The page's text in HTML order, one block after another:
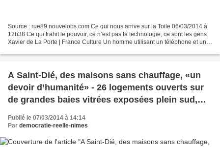
Source : rue89.nouvelobs.com Ce qui nous arrive sur la Toile 06/03/2014 à
12h38 Ce qui trahit le pouvoir, ce n’est pas la technologie, ce sont les gens
Xavier de La Porte | France Culture Un homme utilisant un téléphone et un
A Saint-Dié, des maisons sans chauffage, «un
devoir d’humanité» - 26 logements ouverts sur
de grandes baies vitrées exposées plein sud,
une isolation hors norme, énergétiquement
autogéré
Publié le 07/03/2014 à 14:14
Par democratie-reelle-nimes